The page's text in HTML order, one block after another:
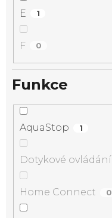
E 1
F 0
Funkce
AquaStop 1
Dotykové ovládání
Home Connect 0